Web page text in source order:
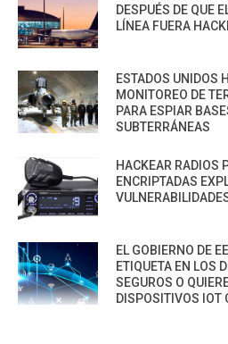
DESPUÉS DE QUE
LÍNEA FUERA
ESTADOS UNIDOS
MONITOREO DE
PARA ESPIAR
SUBTERRÁNEAS
HACKEAR RADIOS
ENCRIPTADAS
EL GOBIERNO DE
ETIQUETA EN LOS
SEGUROS O
DISPOSITIVOS IOT